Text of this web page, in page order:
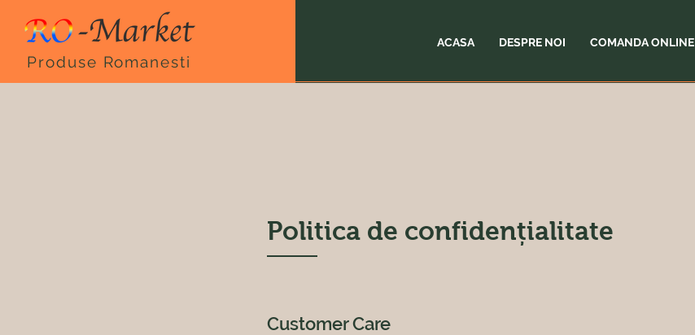
Produse Romanesti
ACASA DESPRE NOI COMANDA ONLINE
Politica de confidențialitate
Customer Care